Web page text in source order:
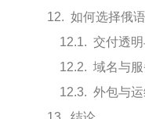
如何选择俄
交付透
域名与服
外包与